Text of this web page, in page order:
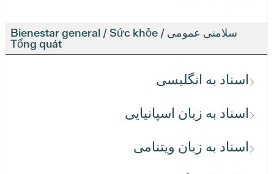
سلامتی عمومی / Bienestar general / Sức khỏe
Tổng quát
اسناد به انگلیسی
اسناد به زبان اسپانیایی
اسناد به زبان ویتنامی